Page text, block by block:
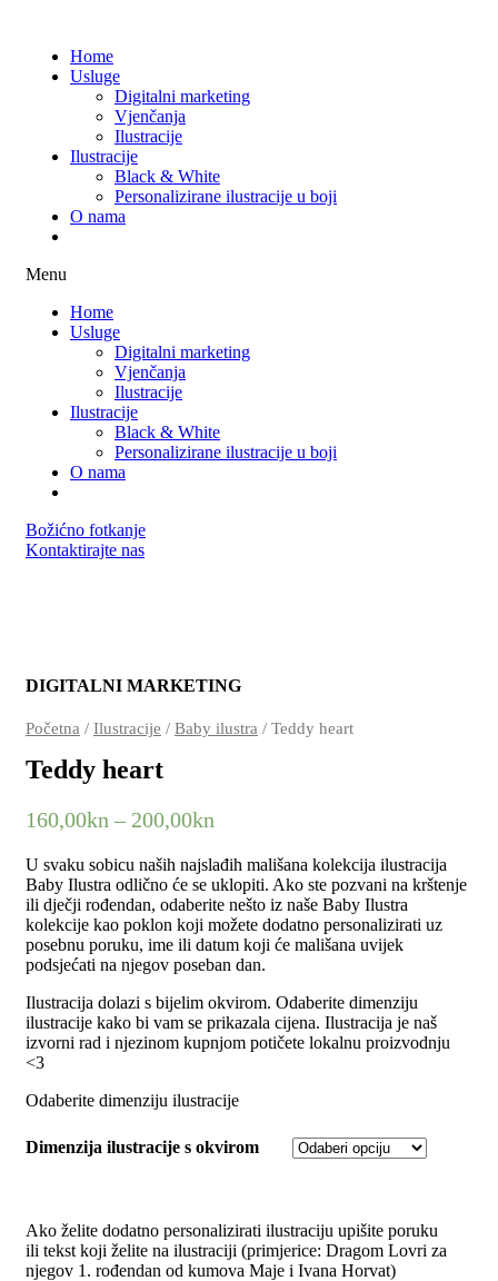
Home
Usluge
Digitalni marketing
Vjenčanja
Ilustracije
Ilustracije
Black & White
Personalizirane ilustracije u boji
O nama
Menu
Home
Usluge
Digitalni marketing
Vjenčanja
Ilustracije
Ilustracije
Black & White
Personalizirane ilustracije u boji
O nama
Božićno fotkanje
Kontaktirajte nas
DIGITALNI MARKETING
Početna / Ilustracije / Baby ilustra / Teddy heart
Teddy heart
160,00kn – 200,00kn
U svaku sobicu naših najslađih mališana kolekcija ilustracija
Baby Ilustra odlično će se uklopiti. Ako ste pozvani na krštenje
ili dječji rođendan, odaberite nešto iz naše Baby Ilustra
kolekcije kao poklon koji možete dodatno personalizirati uz
posebnu poruku, ime ili datum koji će mališana uvijek
podsjećati na njegov poseban dan.
Ilustracija dolazi s bijelim okvirom. Odaberite dimenziju
ilustracije kako bi vam se prikazala cijena. Ilustracija je naš
izvorni rad i njezinom kupnjom potičete lokalnu proizvodnju
<3
Odaberite dimenziju ilustracije
Dimenzija ilustracije s okvirom
Ako želite dodatno personalizirati ilustraciju upišite poruku
ili tekst koji želite na ilustraciji (primjerice: Dragom Lovri za
njegov 1. rođendan od kumova Maje i Ivana Horvat)